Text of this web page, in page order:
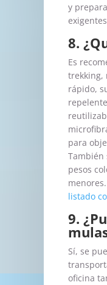
y
8.
Es
trekking,
rápido,
para
También
pesos
listado
9.
Sí, se
oficina